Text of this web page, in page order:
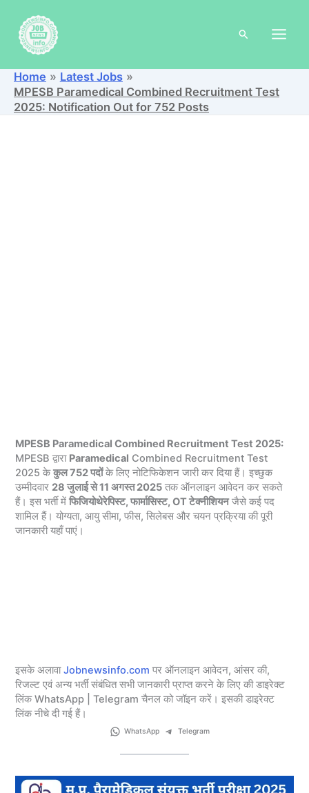
content
Search
Home
Latest Jobs
MPESB Paramedical Combined Recruitment Test
2025: Notification Out for 752 Posts
MPESB Paramedical Combined Recruitment Test 2025:
MPESB द्वारा Paramedical Combined Recruitment Test
2025 केकुल 752 पदोंके लिए नोटिफिकेशन जारी कर दिया हैं। इच्छुक
उम्मीदवार 28 जुलाई से 11 अगस्त 2025 तक ऑनलाइन आवेदन कर सकते
हैं। इस भर्ती मेंफिजियोथेरेपिस्ट, फार्मासिस्ट, OT टेक्नीशियनजैसे कई पद
शामिल हैं। योग्यता, आयु सीमा, फीस, सिलेबस और चयन प्रक्रिया की पूरी
जानकारी यहाँ पाएं।
इसके अलावाJobnewsinfo.com पर ऑनलाइन आवेदन, आंसर की,
रिजल्ट एवं अन्य भर्ती संबंधित सभी जानकारी प्राप्त करने के लिए की डाइरेक्ट
लिंक WhatsApp | Telegram चैनल को जॉइन करें। इसकी डाइरेक्ट
लिंक नीचे दी गई हैं।
WhatsApp Telegram